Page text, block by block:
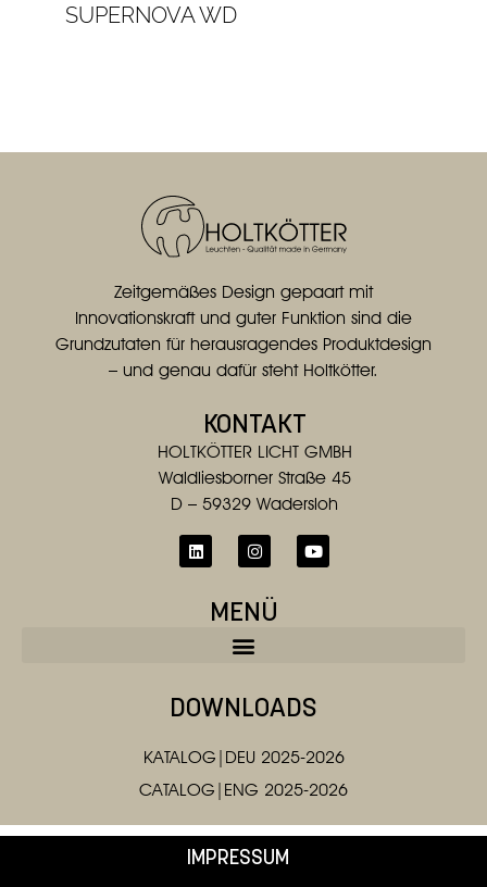
SUPERNOVA WD
Zeitgemäßes Design gepaart mit
Innovationskraft und guter Funktion sind die
Grundzutaten für herausragendes Produktdesign
– und genau dafür steht Holtkötter.
KONTAKT
HOLTKÖTTER LICHT GMBH
Waldliesborner Straße 45
D – 59329 Wadersloh
MENÜ
DOWNLOADS
KATALOG|DEU 2025-2026
CATALOG|ENG 2025-2026
IMPRESSUM